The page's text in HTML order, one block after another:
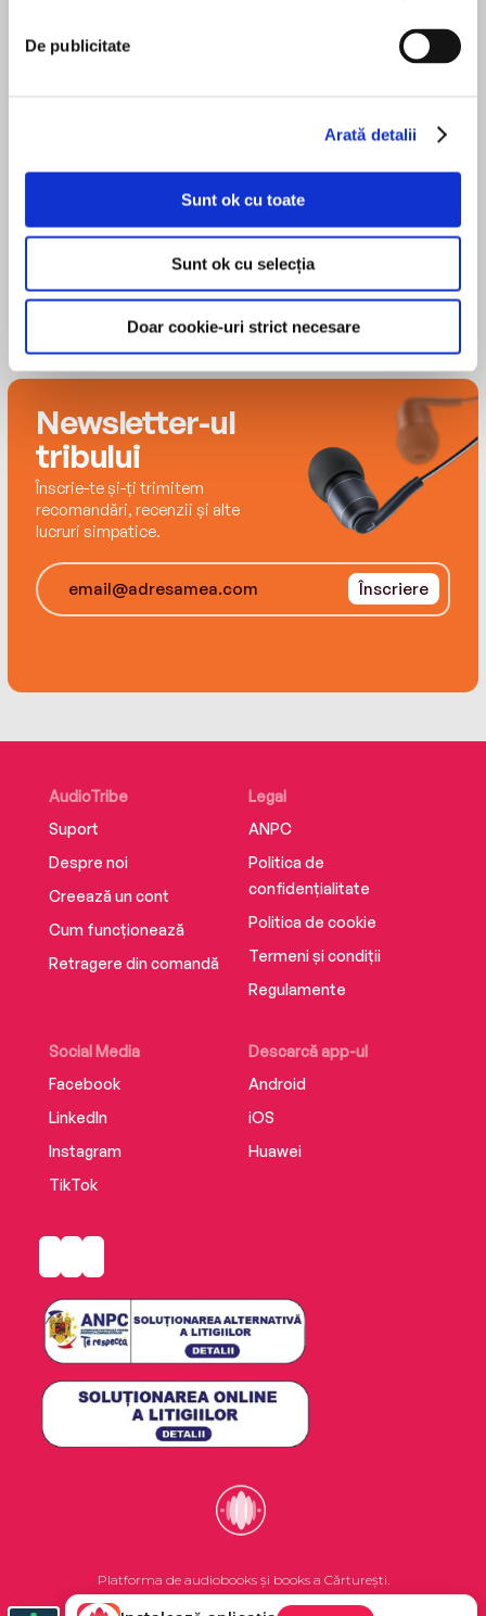
De publicitate
Arată detalii
Sunt ok cu toate
Sunt ok cu selecția
Doar cookie-uri strict necesare
Mr Dog is spending some time out at sea, riding
the waves with the fishermen. But when a local
Ben Fogle
Newsletter-ul
tribului
Înscrie-te și-ți trimitem
recomandări, recenzii și alte
lucruri simpatice.
Înscriere
AudioTribe
Suport
Despre noi
Creează un cont
Cum funcționează
Retragere din comandă
Social Media
Facebook
LinkedIn
Instagram
TikTok
Descarcă app-ul
Android
iOS
Huawei
Legal
ANPC
Politica de
confidențialitate
Politica de cookie
Termeni și condiții
Regulamente
Platforma de audiobooks și books a Cărturești.